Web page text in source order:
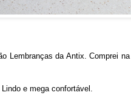
Lembranças da Antix. Comprei na
e mega confortável.